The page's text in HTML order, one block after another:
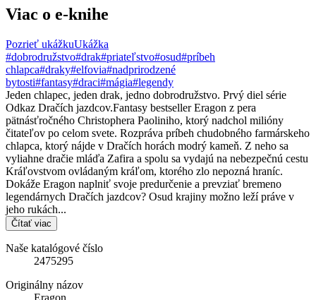
Viac o e-knihe
Pozrieť ukážkuUkážka
#dobrodružstvo#drak#priateľstvo#osud#príbeh
chlapca#draky#elfovia#nadprirodzené
bytosti#fantasy#draci#mágia#legendy
Jeden chlapec, jeden drak, jedno dobrodružstvo. Prvý diel série
Odkaz Dračích jazdcov.Fantasy bestseller Eragon z pera
pätnásťročného Christophera Paoliniho, ktorý nadchol milióny
čitateľov po celom svete. Rozpráva príbeh chudobného farmárskeho
chlapca, ktorý nájde v Dračích horách modrý kameň. Z neho sa
vyliahne dračie mláďa Zafira a spolu sa vydajú na nebezpečnú cestu
Kráľovstvom ovládaným kráľom, ktorého zlo nepozná hraníc.
Dokáže Eragon naplniť svoje predurčenie a prevziať bremeno
legendárnych Dračích jazdcov? Osud krajiny možno leží práve v
jeho rukách...
Čítať viac
Naše katalógové číslo
2475295
Originálny názov